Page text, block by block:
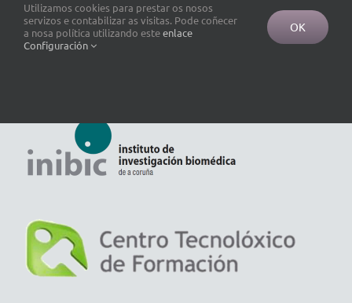
Utilizamos cookies para prestar os nosos
servizos e contabilizar as visitas. Pode coñecer
a nosa política utilizando esteenlace
Configuración
OK